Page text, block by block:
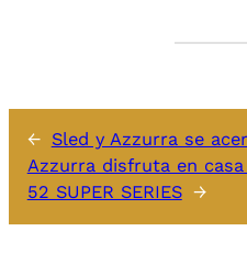
← Sled y Azzurra se
Azzurra disfruta en
52 SUPER SERIES →